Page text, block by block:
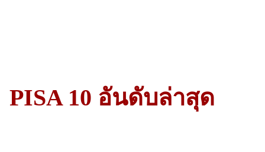
PISA 10 อันดับล่าสุด